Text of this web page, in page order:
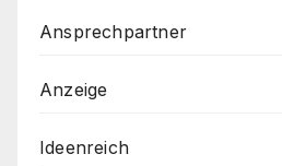
Ansprechpartner
Anzeige
Ideenreich